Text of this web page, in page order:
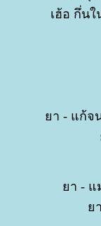
เฮ้อ กึ่นใ
า - แก้จ
า - แ